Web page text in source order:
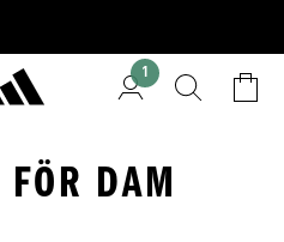
1
DAM